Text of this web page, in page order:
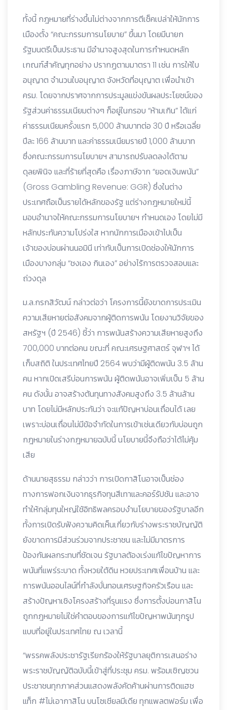
ทั้งนี้ กฎหมายที่ร่างขึ้นไม่ต่างจากการตีเช็คเปล่าให้นักการ
เมืองตั้ง “คณะกรรมการนโยบาย” ขึ้นมา โดยมีนายก
รัฐมนตรีเป็นประธาน มีอำนาจสูงสุดในการกำหนดหลัก
เกณฑ์สำคัญทุกอย่าง ปรากฏตามมาตรา 11 เช่น การให้ใบ
อนุญาต จำนวนใบอนุญาต จังหวัดที่อนุญาต เพื่อนำเข้า
ครม. โดยจากปราศจากการประมูลแข่งขันผลประโยชน์ของ
รัฐส่วนค่าธรรมเนียมต่างๆ ก็อยู่ในกรอบ “ห้ามเกิน” ได้แก่
ค่าธรรมเนียมครั้งแรก 5,000 ล้านบาทต่อ 30 ปี หรือเฉลี่ย
ปีละ 166 ล้านบาท และค่าธรรมเนียมรายปี 1,000 ล้านบาท
ซึ่งคณะกรรมการนโยบายฯ สามารถปรับลดลงได้ตาม
ดุลยพินิจ และที่ร้ายที่สุดคือ เรื่องภาษีจาก “ยอดเงินพนัน”
(Gross Gambling Revenue: GGR) ซึ่งในต่าง
ประเทศถือเป็นรายได้หลักของรัฐ แต่ร่างกฎหมายใหม่นี้
มอบอำนาจให้คณะกรรมการนโยบายฯ กำหนดเอง โดยไม่มี
หลักประกันความโปร่งใส หากนักการเมืองเข้าไปเป็น
เจ้าของบ่อนผ่านนอมินี เท่ากับเป็นการเปิดช่องให้นักการ
เมืองบางกลุ่ม “ชงเอง กินเอง” อย่างไร้การตรวจสอบและ
ถ่วงดุล
ม.ล.กรกสิวัฒน์ กล่าวต่อว่า โครงการนี้ยังขาดการประเมิน
ความเสียหายต่อสังคมจากผู้ติดการพนัน โดยงานวิจัยของ
สหรัฐฯ (ปี 2546) ชี้ว่า การพนันสร้างความเสียหายสูงถึง
700,000 บาทต่อคน ขณะที่ คณะเศรษฐศาสตร์ จุฬาฯ ได้
เก็บสถิติ ในประเทศไทยปี 2564 พบว่ามีผู้ติดพนัน 3.5 ล้าน
คน หากเปิดเสรีบ่อนการพนัน ผู้ติดพนันอาจเพิ่มเป็น 5 ล้าน
คน ดังนั้น อาจสร้างต้นทุนทางสังคมสูงถึง 3.5 ล้านล้าน
บาท โดยไม่มีหลักประกันว่า จะแก้ปัญหาบ่อนเถื่อนได้ เลย
เพราะบ่อนเถื่อนไม่มีข้อจำกัดในการเข้าเช่นเดียวกับบ่อนถูก
กฎหมายในร่างกฎหมายฉบับนี้ นโยบายนี้จึงถือว่าได้ไม่คุ้ม
เสีย
ด้านนายสุธรรม กล่าวว่า การเปิดกาสิโนอาจเป็นช่อง
ทางการฟอกเงินจากธุรกิจทุนสีเทาและคอร์รัปชัน และอาจ
ทำให้กลุ่มทุนใหญ่ใช้อิทธิพลครอบงำนโยบายของรัฐบาลอีก
ทั้งการเปิดรับฟังความคิดเห็นเกี่ยวกับร่างพระราชบัญญัติ
ยังขาดการมีส่วนร่วมจากประชาชน และไม่มีมาตรการ
ป้องกันผลกระทบที่ชัดเจน รัฐบาลต้องเร่งแก้ไขปัญหาการ
พนันที่แพร่ระบาด ทั้งหวยใต้ดิน หวยประเทศเพื่อนบ้าน และ
การพนันออนไลน์ที่กำลังบั่นทอนเศรษฐกิจครัวเรือน และ
สร้างปัญหาเชิงโครงสร้างที่รุนแรง ซึ่งการตั้งบ่อนกาสิโน
ถูกกฎหมายไม่ใช่คำตอบของการแก้ไขปัญหาพนันทุกรูป
แบบที่อยู่ในประเทศไทย ณ เวลานี้
“พรรคพลังประชารัฐเรียกร้องให้รัฐบาลยุติการเสนอร่าง
พระราชบัญญัติฉบับนี้เข้าสู่ที่ประชุม ครม. พร้อมเชิญชวน
ประชาชนทุกภาคส่วนแสดงพลังคัดค้านผ่านการติดแฮช
แท็ก #ไม่เอากาสิโน บนโซเชียลมีเดีย ทุกแพลตฟอร์ม เพื่อ